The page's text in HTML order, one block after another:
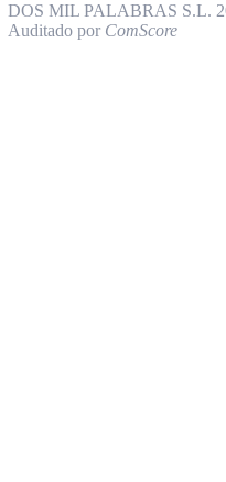
DOS MIL PALABRAS S.L.
Auditado por ComScore